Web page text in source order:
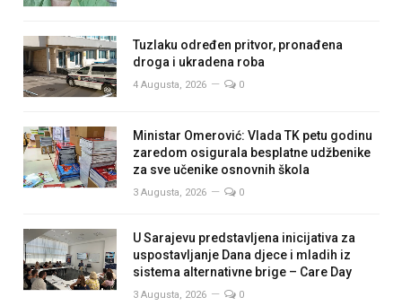
Tuzlaku određen pritvor, pronađena
droga i ukradena roba
4 Augusta, 2026 0
Ministar Omerović: Vlada TK petu godinu
zaredom osigurala besplatne udžbenike
za sve učenike osnovnih škola
3 Augusta, 2026 0
U Sarajevu predstavljena inicijativa za
uspostavljanje Dana djece i mladih iz
sistema alternativne brige – Care Day
3 Augusta, 2026 0